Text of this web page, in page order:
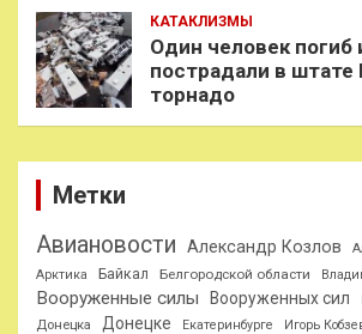
КАТАКЛИЗМЫ
Один человек погиб
пострадали в штате
торнадо
Метки
Авиановости Александр Козлов
Арктика
Байкал Белгородской области
Вооруженные силы Вооруженных сил
Донецка
Донецке Екатеринбурге Игорь